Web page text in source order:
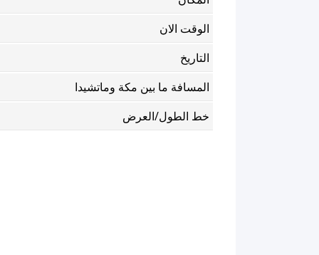
الوقت الان
التاريخ
المسافة ما بين مكة وماتشيدا
خط الطول/العرض